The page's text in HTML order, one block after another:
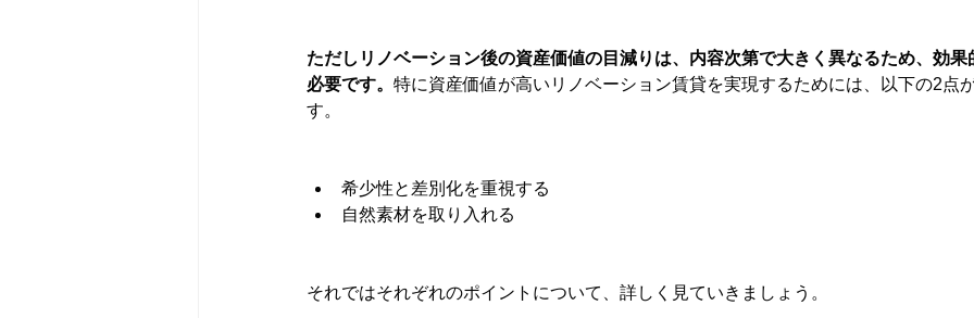
ただしリノベーション後の資産価値の目減りは、内容次第で大きく異なるため、効果
必要です。 特に資産価値が高いリノベーション賃貸を実現するためには、以下の2点
す。
希少性と差別化を重視する
自然素材を取り入れる
それではそれぞれのポイントについて、詳しく見ていきましょう。